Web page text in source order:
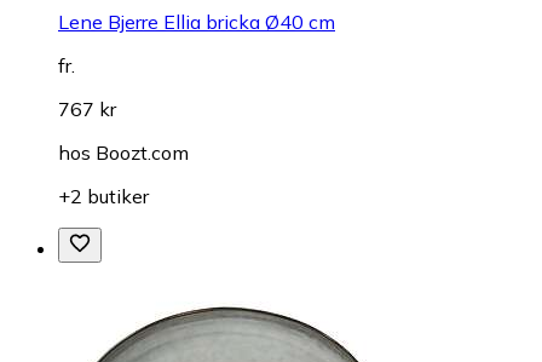
Lene Bjerre Ellia bricka Ø40 cm
fr.
767 kr
hos Boozt.com
+2 butiker